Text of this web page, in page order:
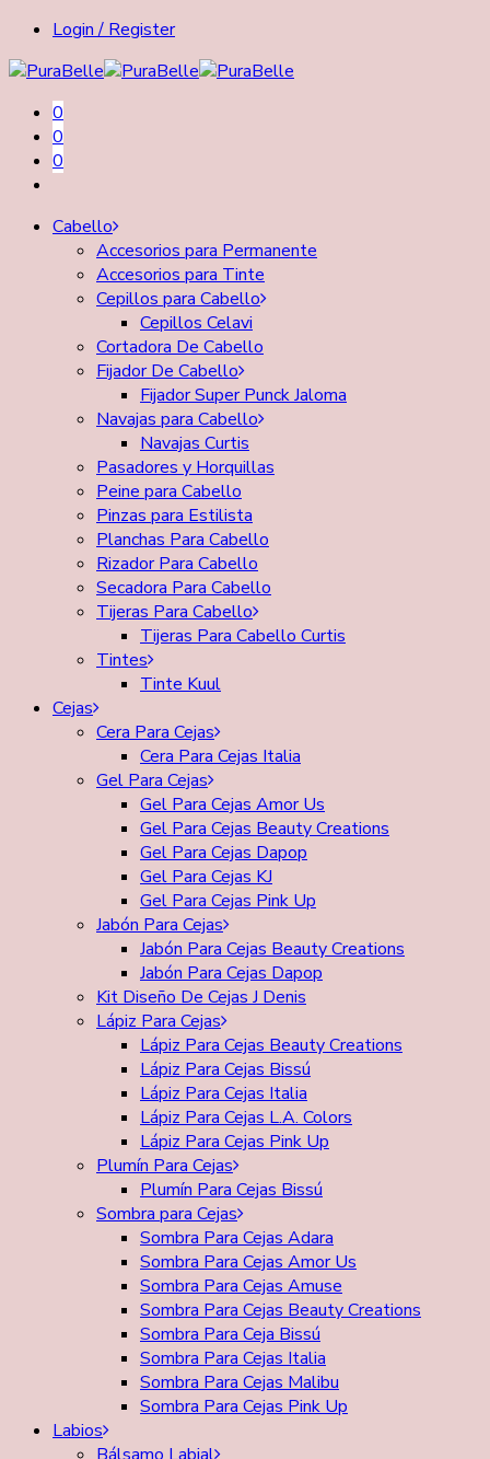
Login / Register
0
0
0
Cabello
Accesorios para Permanente
Accesorios para Tinte
Cepillos para Cabello
Cepillos Celavi
Cortadora De Cabello
Fijador De Cabello
Fijador Super Punck Jaloma
Navajas para Cabello
Navajas Curtis
Pasadores y Horquillas
Peine para Cabello
Pinzas para Estilista
Planchas Para Cabello
Rizador Para Cabello
Secadora Para Cabello
Tijeras Para Cabello
Tijeras Para Cabello Curtis
Tintes
Tinte Kuul
Cejas
Cera Para Cejas
Cera Para Cejas Italia
Gel Para Cejas
Gel Para Cejas Amor Us
Gel Para Cejas Beauty Creations
Gel Para Cejas Dapop
Gel Para Cejas KJ
Gel Para Cejas Pink Up
Jabón Para Cejas
Jabón Para Cejas Beauty Creations
Jabón Para Cejas Dapop
Kit Diseño De Cejas J Denis
Lápiz Para Cejas
Lápiz Para Cejas Beauty Creations
Lápiz Para Cejas Bissú
Lápiz Para Cejas Italia
Lápiz Para Cejas L.A. Colors
Lápiz Para Cejas Pink Up
Plumín Para Cejas
Plumín Para Cejas Bissú
Sombra para Cejas
Sombra Para Cejas Adara
Sombra Para Cejas Amor Us
Sombra Para Cejas Amuse
Sombra Para Cejas Beauty Creations
Sombra Para Ceja Bissú
Sombra Para Cejas Italia
Sombra Para Cejas Malibu
Sombra Para Cejas Pink Up
Labios